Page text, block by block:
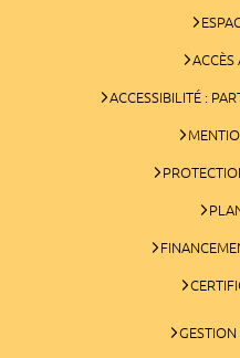
ACCÈS
ACCESSIBILITÉ :
GESTION